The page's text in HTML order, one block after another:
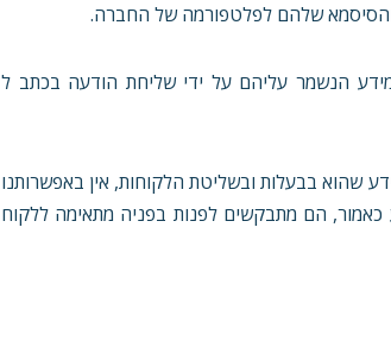
שלהם לפלטפורמה של החברה.
הנשמר עליהם על ידי שליחת הודעה בכתב ל
שהוא בבעלות ובשליטת הלקוחות, אין באפשרותנו
כאמור, הם מתבקשים לפנות בפניה מתאימה ללקוח